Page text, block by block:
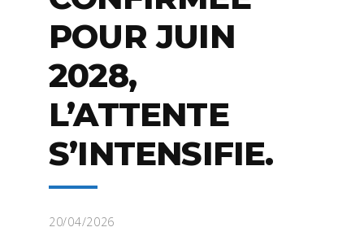
POUR JUIN
2028,
L’ATTENTE
S’INTENSIFIE.
20/04/2026